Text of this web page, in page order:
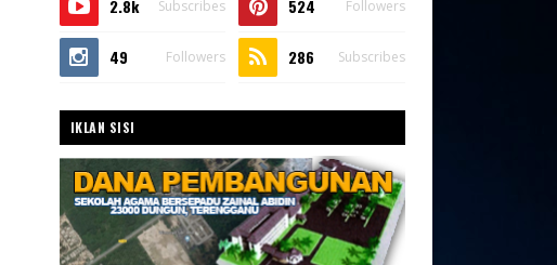
2.8k Subscribes 524 Followers
49 Followers 286 Subscribes
IKLAN SISI